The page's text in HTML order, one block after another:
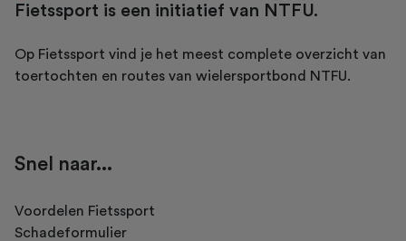
Fietssport is een initiatief van NTFU.
Op Fietssport vind je het meest complete overzicht van
toertochten en routes van wielersportbond NTFU.
Snel naar...
Voordelen Fietssport
Schadeformulier